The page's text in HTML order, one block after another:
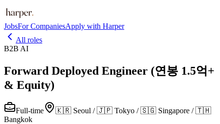
JobsFor CompaniesApply with Harper
All roles
B2B AI
Forward Deployed Engineer (연봉 1.5억+
& Equity)
Full-time
🇰🇷 Seoul / 🇯🇵 Tokyo / 🇸🇬 Singapore / 🇹🇭
Bangkok